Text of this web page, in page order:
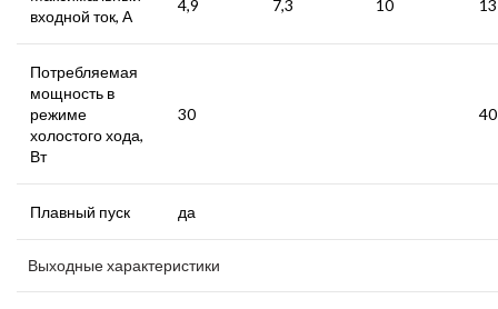
входной ток, А
4,9 7,3 10 13
Потребляемая
мощность в
режиме
холостого хода,
Вт
30 40
Плавный пуск да
Выходные характеристики